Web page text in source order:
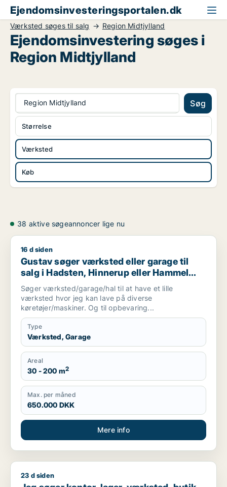
Ejendomsinvesteringsportalen.dk
Værksted søges til salg Region Midtjylland
Ejendomsinvestering søges i
Region Midtjylland
Region Midtjylland Søg
Værksted
Køb
Størrelse
38 aktive søgeannoncer lige nu
Gustav søger værksted eller garage til salg i Hadsten,
16 d siden
Gustav søger værksted eller garage til
salg i Hadsten, Hinnerup eller Hammel
m.fl.
Søger værksted/garage/hal til at have et lille
værksted hvor jeg kan lave på diverse
køretøjer/maskiner. Og til opbevaring...
Type
Værksted, Garage
Areal
30 - 200 m2
Max. per måned
650.000 DKK
Mere info
Jeg søger kontor, lager, værksted, butik, erhvervsgrund,
23 d siden